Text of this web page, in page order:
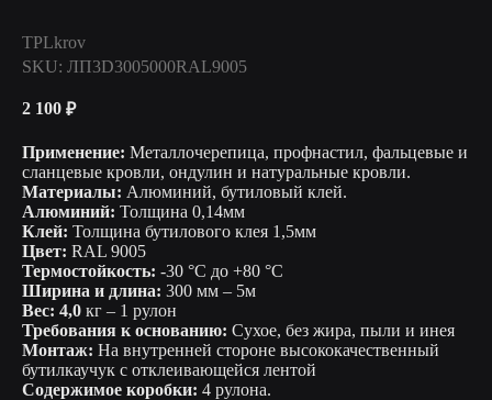
TPLkrov
SKU: ЛП3D3005000RAL9005
2 100 ₽
Применение: Металлочерепица, профнастил, фальцевые и
сланцевые кровли, ондулин и натуральные кровли.
Материалы: Алюминий, бутиловый клей.
Алюминий: Толщина 0,14мм
Клей: Толщина бутилового клея 1,5мм
Цвет: RAL 9005
Термостойкость: -30 °C до +80 °C
Ширина и длина: 300 мм – 5м
Вес: 4,0 кг – 1 рулон
Требования к основанию: Сухое, без жира, пыли и инея
Монтаж: На внутренней стороне высококачественный
бутилкаучук с отклеивающейся лентой
Содержимое коробки: 4 рулона.